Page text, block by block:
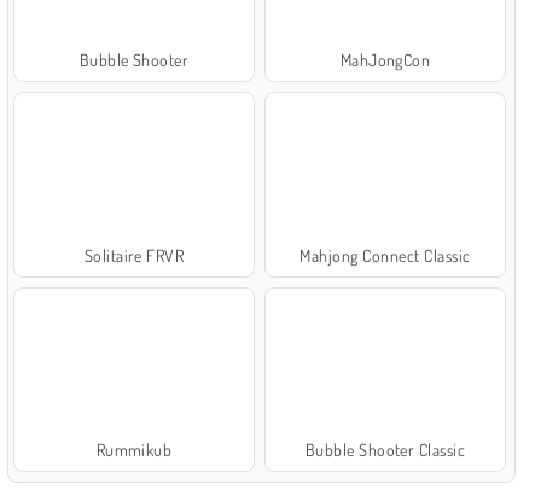
Bubble Shooter MahJongCon
Solitaire FRVR Mahjong Connect Classic
Rummikub Bubble Shooter Classic